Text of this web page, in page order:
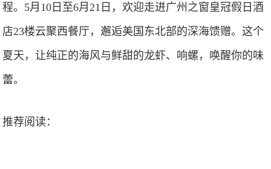
程。5月10日至6月21日，欢迎走进广州之窗皇冠假日酒
店23楼云聚西餐厅，邂逅美国东北部的深海馈赠。这个
夏天，让纯正的海风与鲜甜的龙虾、响螺，唤醒你的味
蕾。
推荐阅读：